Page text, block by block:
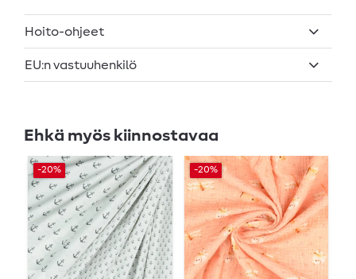
Hoito-ohjeet
EU:n vastuuhenkilö
Ehkä myös kiinnostavaa
-20% -20%